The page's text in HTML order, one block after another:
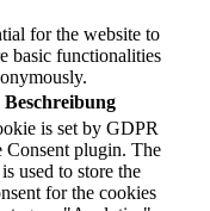
for the website to
basic functionalities
Beschreibung
is set by GDPR
Consent plugin. The
used to store the
for the cookies